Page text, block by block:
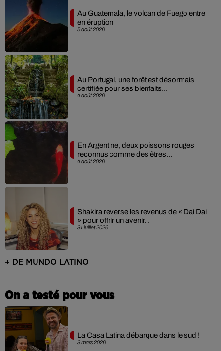
5 août 2026
Au Guatemala, le volcan de Fuego entre
en éruption
4 août 2026
Au Portugal, une forêt est désormais
certifiée pour ses bienfaits...
4 août 2026
En Argentine, deux poissons rouges
reconnus comme des êtres...
31 juillet 2026
Shakira reverse les revenus de « Dai Dai
» pour offrir un avenir...
+ DE MUNDO LATINO
On a testé pour vous
3 mars 2026
La Casa Latina débarque dans le sud !